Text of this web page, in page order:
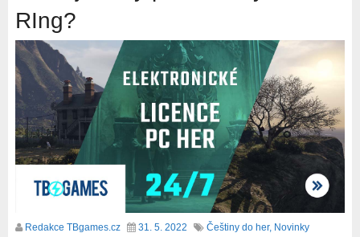
RIng?
Redakce TBgames.cz 31. 5. 2022 Češtiny do her, Novinky